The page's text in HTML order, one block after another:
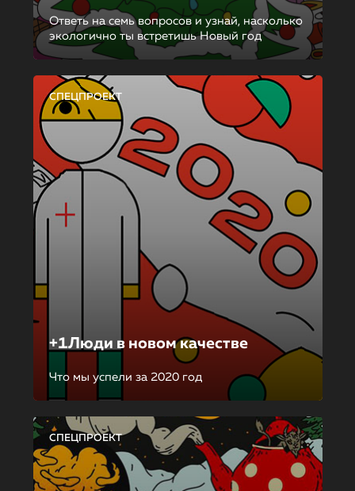
Ответь на семь вопросов и узнай, насколько
экологично ты встретишь Новый год
СПЕЦПРОЕКТ
+1Люди в новом качестве
Что мы успели за 2020 год
СПЕЦПРОЕКТ